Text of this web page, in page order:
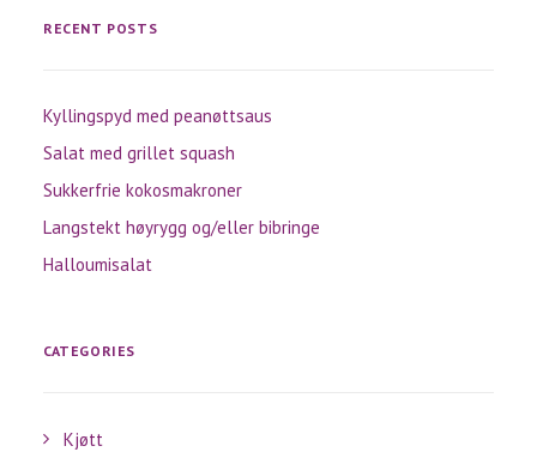
RECENT POSTS
Kyllingspyd med peanøttsaus
Salat med grillet squash
Sukkerfrie kokosmakroner
Langstekt høyrygg og/eller bibringe
Halloumisalat
CATEGORIES
Kjøtt